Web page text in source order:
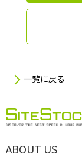
一覧に戻る
ABOUT US